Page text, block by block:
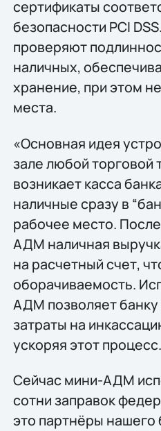
сертификаты
безопасности PCI
проверяют
наличных,
хранение, при этом
места.
«Основная идея
зале любой торговой
возникает касса
наличные сразу в
рабочее место.
АДМ наличная
на расчетный счет,
оборачиваемость.
АДМ позволяет банку
затраты на
ускоряя этот процесс.
Сейчас мини-АДМ
сотни заправок
это партнёры